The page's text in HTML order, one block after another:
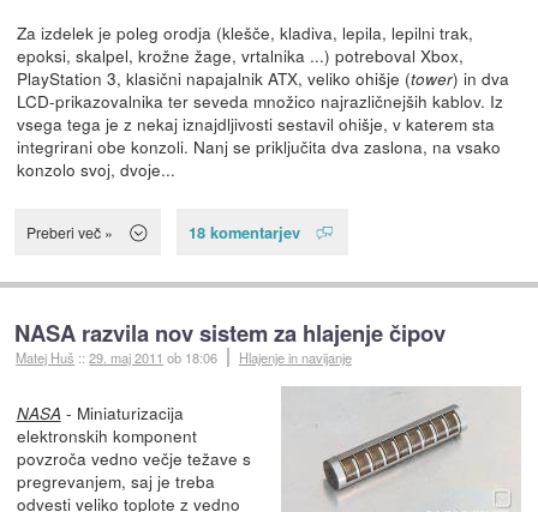
Za izdelek je poleg orodja (klešče, kladiva, lepila, lepilni trak,
epoksi, skalpel, krožne žage, vrtalnika ...) potreboval Xbox,
PlayStation 3, klasični napajalnik ATX, veliko ohišje (tower) in dva
LCD-prikazovalnika ter seveda množico najrazličnejših kablov. Iz
vsega tega je z nekaj iznajdljivosti sestavil ohišje, v katerem sta
integrirani obe konzoli. Nanj se priključita dva zaslona, na vsako
konzolo svoj, dvoje...
Preberi več » 18 komentarjev
NASA razvila nov sistem za hlajenje čipov
Matej Huš ::29. maj 2011 ob 18:06 Hlajenje in navijanje
NASA - Miniaturizacija
elektronskih komponent
povzroča vedno večje težave s
pregrevanjem, saj je treba
odvesti veliko toplote z vedno